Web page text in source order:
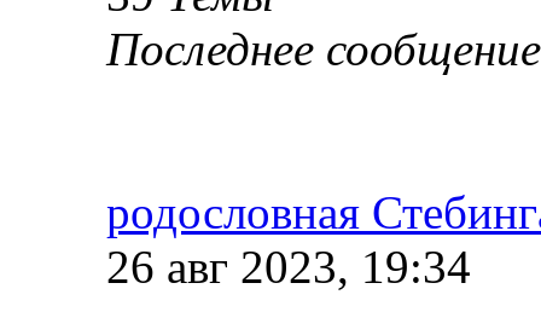
Последнее сообщение
родословная
26 авг 2023, 19:34